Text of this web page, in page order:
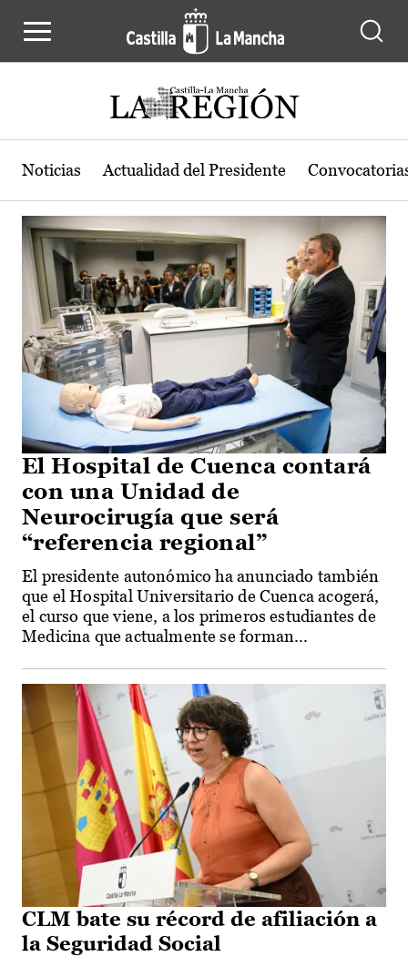
Actualidad de la región de Castilla-
Noticias Actualidad del Presidente
El Hospital de Cuenca contará
con una Unidad de
Neurocirugía que será
“referencia regional”
El presidente autonómico ha anunciado también
que el Hospital Universitario de Cuenca acogerá,
el curso que viene, a los primeros estudiantes de
Medicina que actualmente se forman...
CLM bate su récord de afiliación a
la Seguridad Social